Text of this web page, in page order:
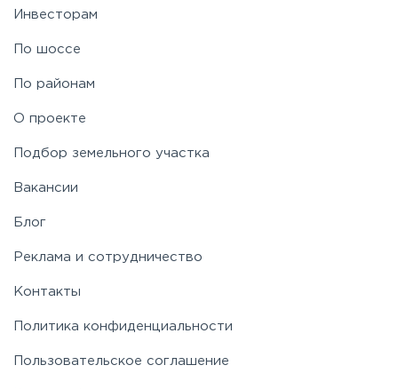
Инвесторам
По шоссе
По районам
О проекте
Подбор земельного участка
Вакансии
Блог
Реклама и сотрудничество
Контакты
Политика конфиденциальности
Пользовательское соглашение